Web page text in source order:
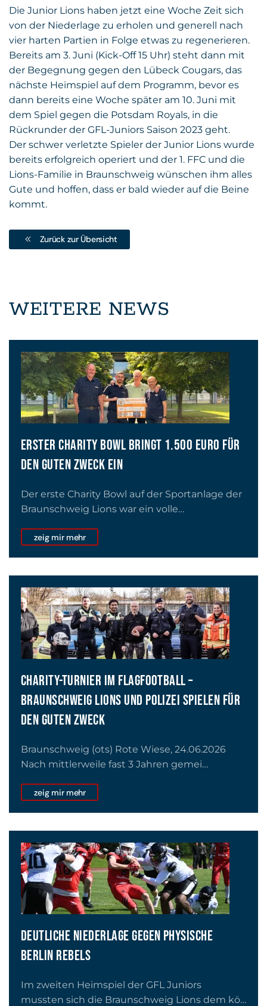
Die Junior Lions haben jetzt eine Woche Zeit sich
von der Niederlage zu erholen und generell nach
vier harten Partien in Folge etwas zu regenerieren.
Bereits am 3. Juni (Kick-Off 15 Uhr) steht dann mit
der Begegnung gegen den Lübeck Cougars, das
nächste Heimspiel auf dem Programm, bevor es
dann bereits eine Woche später am 10. Juni mit
dem Spiel gegen die Potsdam Royals, in die
Rückrunder der GFL-Juniors Saison 2023 geht.
Der schwer verletzte Spieler der Junior Lions wurde
bereits erfolgreich operiert und der 1. FFC und die
Lions-Familie in Braunschweig wünschen ihm alles
Gute und hoffen, dass er bald wieder auf die Beine
kommt.
Zurück zur Übersicht
WEITERE NEWS
ERSTER CHARITY BOWL BRINGT 1.500 EURO FÜR
DEN GUTEN ZWECK EIN
Der erste Charity Bowl auf der Sportanlage der
Braunschweig Lions war ein volle…
zeig mir mehr
CHARITY-TURNIER IM FLAGFOOTBALL –
BRAUNSCHWEIG LIONS UND POLIZEI SPIELEN FÜR
DEN GUTEN ZWECK
Braunschweig (ots) Rote Wiese, 24.06.2026
Nach mittlerweile fast 3 Jahren gemei…
zeig mir mehr
DEUTLICHE NIEDERLAGE GEGEN PHYSISCHE
BERLIN REBELS
Im zweiten Heimspiel der GFL Juniors
mussten sich die Braunschweig Lions dem kö…